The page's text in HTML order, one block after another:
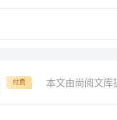
付费 本文由尚阅文库